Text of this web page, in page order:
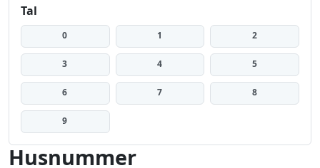
Tal
0 1 2
3 4 5
6 7 8
9
Husnummer